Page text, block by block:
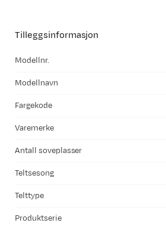
Tilleggsinformasjon
Modellnr.
Modellnavn
Fargekode
Varemerke
Antall soveplasser
Teltsesong
Telttype
Produktserie